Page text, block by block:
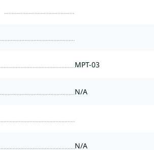
MPT-03
N/A
N/A